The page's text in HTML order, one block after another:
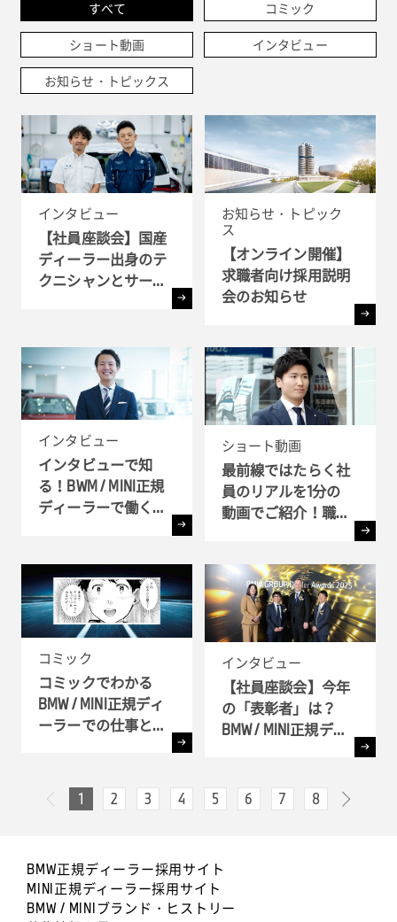
すべて コミック
ショート動画 インタビュー
お知らせ・トピックス
インタビュー
【社員座談会】国産
ディーラー出身のテ
クニシャンとサービ
とは ?!
お知らせ・トピック
ス
【オンライン開催】
求職者向け採用説明
会のお知らせ
インタビュー
インタビューで知
る！BWM / MINI正規
ディーラーで働く理
ショート動画
最前線ではたらく社
員のリアルを1分の
動画でご紹介！職種
コミック
コミックでわかる
BMW / MINI正規ディ
ーラーでの仕事とキ
インタビュー
【社員座談会】今年
の「表彰者」は？
BMW / MINI正規ディ
) へ潜入
1 2 3 4 5 6 7 8
BMW正規ディーラー採用サイト
MINI正規ディーラー採用サイト
BMW / MINIブランド・ヒストリー